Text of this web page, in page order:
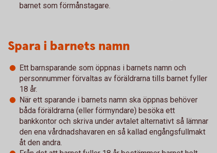
barnet som förmånstagare.
Spara i barnets namn
Ett barnsparande som öppnas i barnets namn och
personnummer förvaltas av föräldrarna tills barnet fyller
18 år.
När ett sparande i barnets namn ska öppnas behöver
båda föräldrarna (eller förmyndare) besöka ett
bankkontor och skriva under avtalet alternativt så lämnar
den ena vårdnadshavaren en så kallad engångsfullmakt
åt den andra.